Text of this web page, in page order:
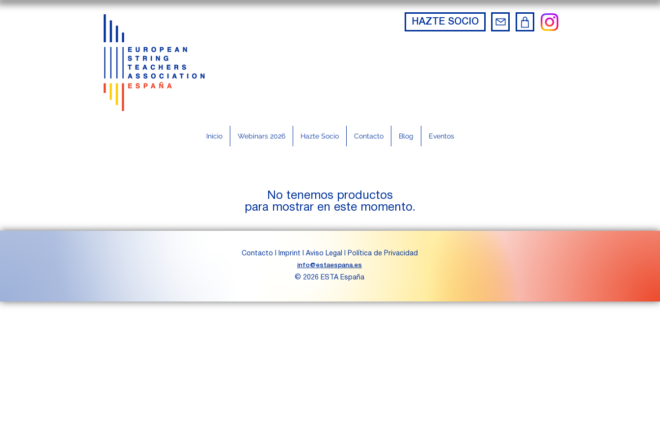
HAZTE SOCIO
Inicio Webinars 2026 Hazte Socio Contacto Blog Eventos
No tenemos productos
para mostrar en este momento.
Contacto Imprint Aviso Legal Política de Privacidad
info@estaespana.es
© 2026 ESTA España